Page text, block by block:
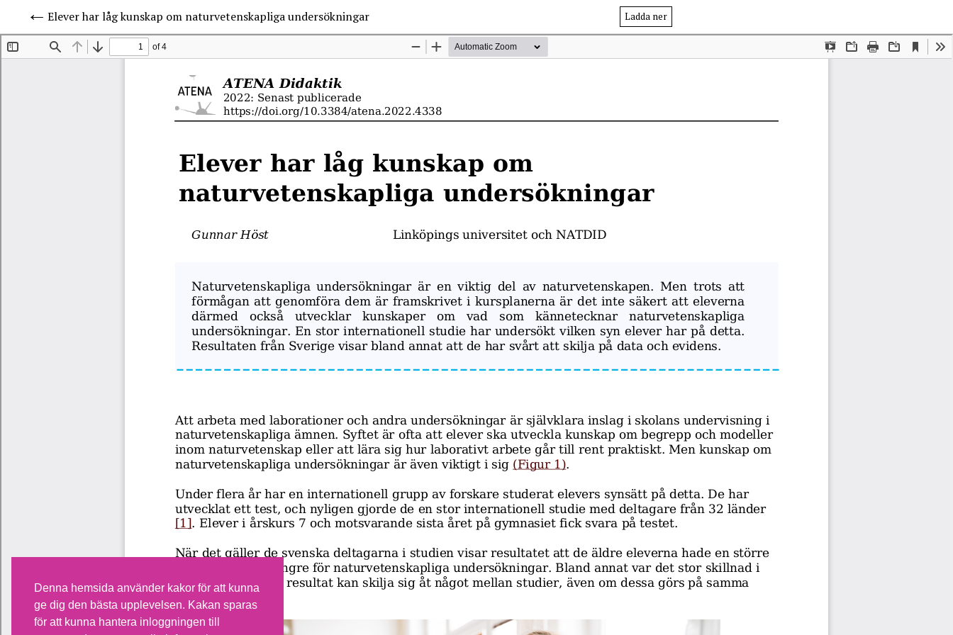
Denna hemsida använder kakor för att kunna
ge dig den bästa upplevelsen. Kakan sparas
för att kunna hantera inloggningen till
Elever har låg kunskap om naturvetenskapliga undersökningar Ladda ner